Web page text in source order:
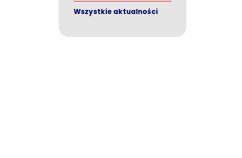
Wszystkie aktualności